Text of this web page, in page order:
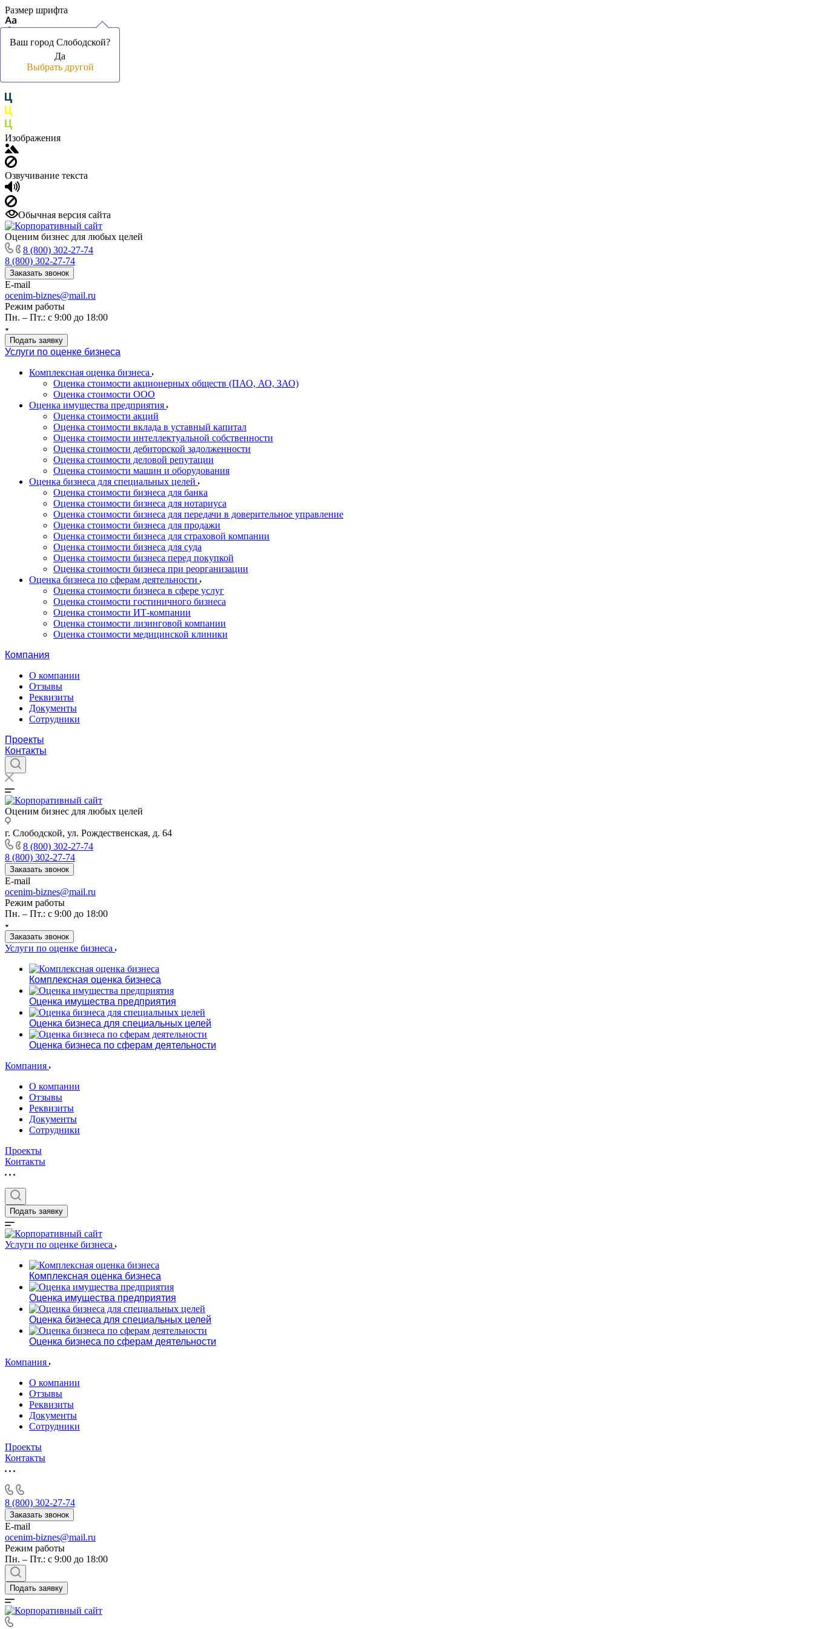
Размер шрифта
Цвет фона и шрифта
Изображения
Озвучивание текста
Обычная версия сайта
Оценим бизнес для любых целей
8 (800) 302-27-74
8 (800) 302-27-74
Заказать звонок
E-mail
ocenim-biznes@mail.ru
Режим работы
Пн. – Пт.: с 9:00 до 18:00
Подать заявку
Услуги по оценке бизнеса
Комплексная оценка бизнеса
Оценка стоимости акционерных обществ (ПАО, АО, ЗАО)
Оценка стоимости ООО
Оценка имущества предприятия
Оценка стоимости акций
Оценка стоимости вклада в уставный капитал
Оценка стоимости интеллектуальной собственности
Оценка стоимости дебиторской задолженности
Оценка стоимости деловой репутации
Оценка стоимости машин и оборудования
Оценка бизнеса для специальных целей
Оценка стоимости бизнеса для банка
Оценка стоимости бизнеса для нотариуса
Оценка стоимости бизнеса для передачи в доверительное управление
Оценка стоимости бизнеса для продажи
Оценка стоимости бизнеса для страховой компании
Оценка стоимости бизнеса для суда
Оценка стоимости бизнеса перед покупкой
Оценка стоимости бизнеса при реорганизации
Оценка бизнеса по сферам деятельности
Оценка стоимости бизнеса в сфере услуг
Оценка стоимости гостиничного бизнеса
Оценка стоимости ИТ-компании
Оценка стоимости лизинговой компании
Оценка стоимости медицинской клиники
Компания
О компании
Отзывы
Реквизиты
Документы
Сотрудники
Проекты
Контакты
Оценим бизнес для любых целей
г. Слободской, ул. Рождественская, д. 64
Ваш город Слободской?
Да
Выбрать другой
8 (800) 302-27-74
8 (800) 302-27-74
Заказать звонок
E-mail
ocenim-biznes@mail.ru
Режим работы
Пн. – Пт.: с 9:00 до 18:00
Заказать звонок
Услуги по оценке бизнеса
Комплексная оценка бизнеса
Оценка имущества предприятия
Оценка бизнеса для специальных целей
Оценка бизнеса по сферам деятельности
Компания
О компании
Отзывы
Реквизиты
Документы
Сотрудники
Проекты
Контакты
Подать заявку
Услуги по оценке бизнеса
Комплексная оценка бизнеса
Оценка имущества предприятия
Оценка бизнеса для специальных целей
Оценка бизнеса по сферам деятельности
Компания
О компании
Отзывы
Реквизиты
Документы
Сотрудники
Проекты
Контакты
8 (800) 302-27-74
Заказать звонок
E-mail
ocenim-biznes@mail.ru
Режим работы
Пн. – Пт.: с 9:00 до 18:00
Подать заявку
Ваш город Слободской?
Да
Выбрать другой
Абакан
Абдулино
Абинск
Азов
Аксай